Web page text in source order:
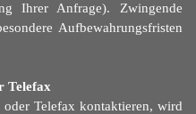
Ihrer Anfrage). Zwingende
Aufbewahrungsfristen
Telefax
Telefax kontaktieren, wird